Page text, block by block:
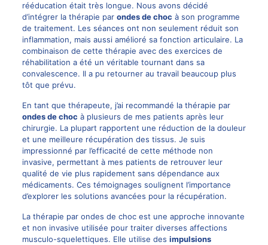
rééducation était très longue. Nous avons décidé
d’intégrer la thérapie par ondes de choc à son programme
de traitement. Les séances ont non seulement réduit son
inflammation, mais aussi amélioré sa fonction articulaire. La
combinaison de cette thérapie avec des exercices de
réhabilitation a été un véritable tournant dans sa
convalescence. Il a pu retourner au travail beaucoup plus
tôt que prévu.
En tant que thérapeute, j’ai recommandé la thérapie par
ondes de choc à plusieurs de mes patients après leur
chirurgie. La plupart rapportent une réduction de la douleur
et une meilleure récupération des tissus. Je suis
impressionné par l’efficacité de cette méthode non
invasive, permettant à mes patients de retrouver leur
qualité de vie plus rapidement sans dépendance aux
médicaments. Ces témoignages soulignent l’importance
d’explorer les solutions avancées pour la récupération.
La thérapie par ondes de choc est une approche innovante
et non invasive utilisée pour traiter diverses affections
musculo-squelettiques. Elle utilise des impulsions